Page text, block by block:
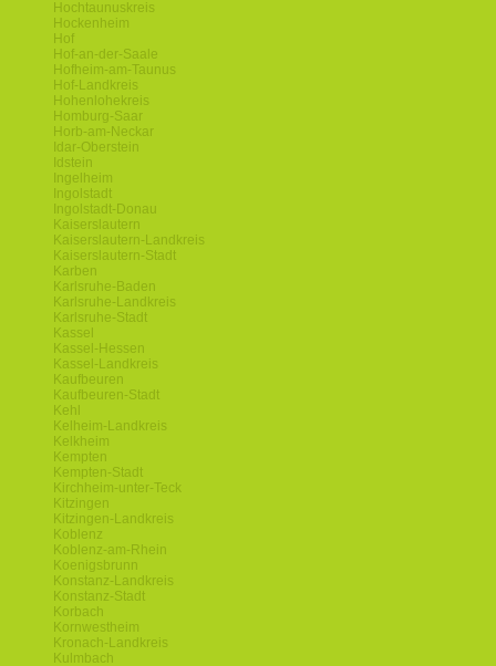
Hochtaunuskreis
Hockenheim
Hof
Hof-an-der-Saale
Hofheim-am-Taunus
Hof-Landkreis
Hohenlohekreis
Homburg-Saar
Horb-am-Neckar
Idar-Oberstein
Idstein
Ingelheim
Ingolstadt
Ingolstadt-Donau
Kaiserslautern
Kaiserslautern-Landkreis
Kaiserslautern-Stadt
Karben
Karlsruhe-Baden
Karlsruhe-Landkreis
Karlsruhe-Stadt
Kassel
Kassel-Hessen
Kassel-Landkreis
Kaufbeuren
Kaufbeuren-Stadt
Kehl
Kelheim-Landkreis
Kelkheim
Kempten
Kempten-Stadt
Kirchheim-unter-Teck
Kitzingen
Kitzingen-Landkreis
Koblenz
Koblenz-am-Rhein
Koenigsbrunn
Konstanz-Landkreis
Konstanz-Stadt
Korbach
Kornwestheim
Kronach-Landkreis
Kulmbach